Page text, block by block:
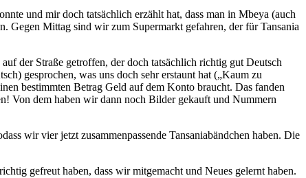
und mir doch tatsächlich erzählt hat, dass man in Mbeya (auch
Gegen Mittag sind wir zum Supermarkt gefahren, der für Tansania
der Straße getroffen, der doch tatsächlich richtig gut Deutsch
gesprochen, was uns doch sehr erstaunt hat („Kaum zu
bestimmten Betrag Geld auf dem Konto braucht. Das fanden
Von dem haben wir dann noch Bilder gekauft und Nummern
wir vier jetzt zusammenpassende Tansaniabändchen haben. Die
gefreut haben, dass wir mitgemacht und Neues gelernt haben.